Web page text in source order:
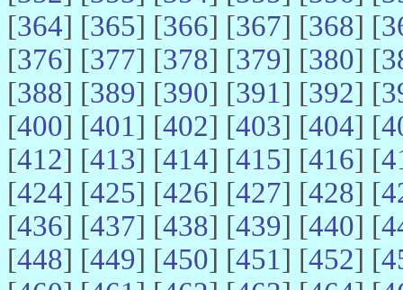
[364] [365] [366] [367] [368] [
[376] [377] [378] [379] [380] [
[388] [389] [390] [391] [392] [
[400] [401] [402] [403] [404] [
[412] [413] [414] [415] [416] [
[424] [425] [426] [427] [428] [
[436] [437] [438] [439] [440] [
[448] [449] [450] [451] [452] [